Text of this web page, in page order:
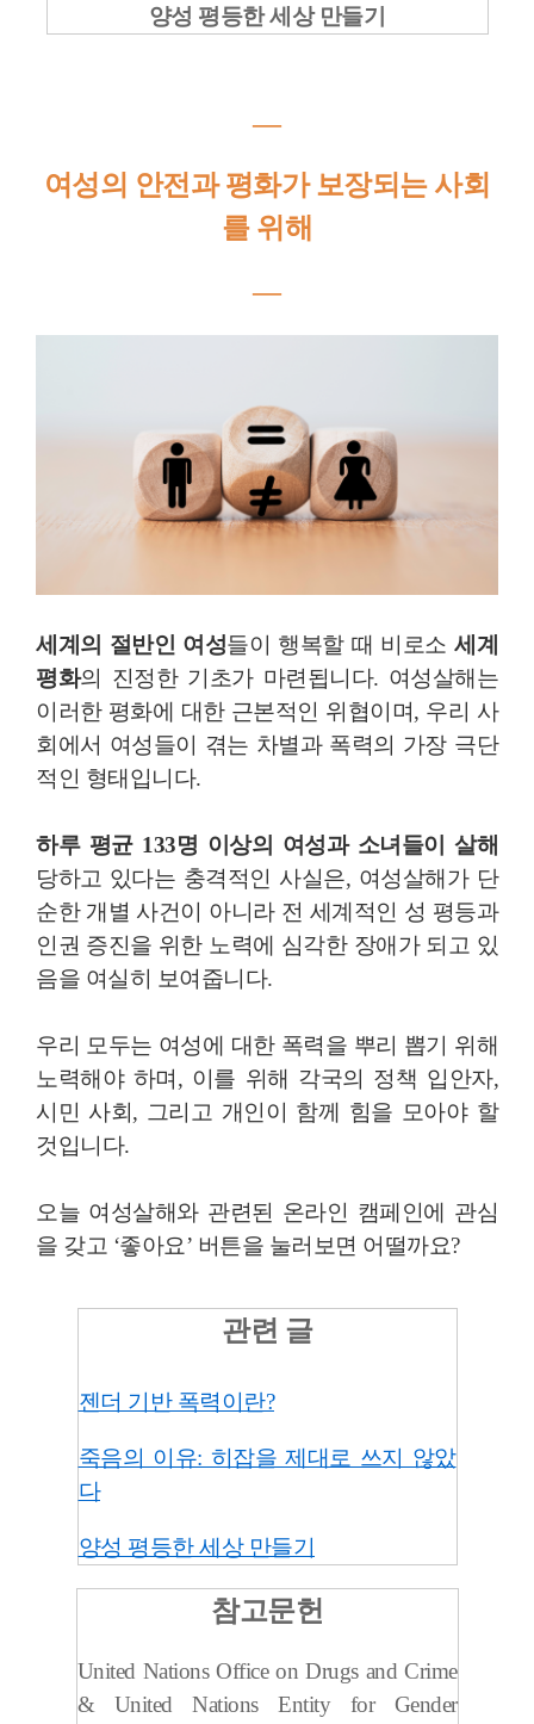
양성 평등한 세상 만들기
―
여성의 안전과 평화가 보장되는 사회
를 위해
―
세계의 절반인 여성들이 행복할 때 비로소 세계
평화의 진정한 기초가 마련됩니다. 여성살해는
이러한 평화에 대한 근본적인 위협이며, 우리 사
회에서 여성들이 겪는 차별과 폭력의 가장 극단
적인 형태입니다.
하루 평균 133명 이상의 여성과 소녀들이 살해
당하고 있다는 충격적인 사실은, 여성살해가 단
순한 개별 사건이 아니라 전 세계적인 성 평등과
인권 증진을 위한 노력에 심각한 장애가 되고 있
음을 여실히 보여줍니다.
우리 모두는 여성에 대한 폭력을 뿌리 뽑기 위해
노력해야 하며, 이를 위해 각국의 정책 입안자,
시민 사회, 그리고 개인이 함께 힘을 모아야 할
것입니다.
오늘 여성살해와 관련된 온라인 캠페인에 관심
을 갖고 ‘좋아요’ 버튼을 눌러보면 어떨까요?
관련 글
젠더 기반 폭력이란?
죽음의 이유: 히잡을 제대로 쓰지 않았
다
양성 평등한 세상 만들기
참고문헌
United Nations Office on Drugs and Crime
& United Nations Entity for Gender